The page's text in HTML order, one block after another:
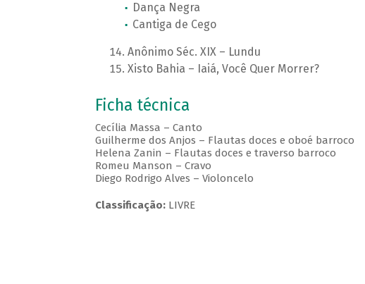
Dança Negra
Cantiga de Cego
Anônimo Séc. XIX – Lundu
Xisto Bahia – Iaiá, Você Quer Morrer?
Ficha técnica
Cecília Massa – Canto
Guilherme dos Anjos – Flautas doces e oboé barroco
Helena Zanin – Flautas doces e traverso barroco
Romeu Manson – Cravo
Diego Rodrigo Alves – Violoncelo
Classificação:LIVRE